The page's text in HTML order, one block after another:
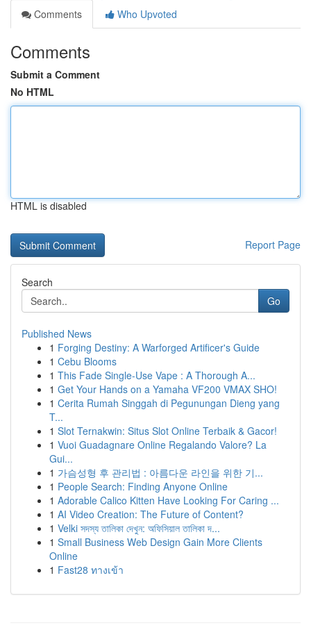
Comments
Who Upvoted
Comments
Submit a Comment
No HTML
HTML is disabled
Report Page
Search
Go
Published News
1 Forging Destiny: A Warforged Artificer's Guide
1 Cebu Blooms
1 This Fade Single-Use Vape : A Thorough A...
1 Get Your Hands on a Yamaha VF200 VMAX SHO!
1 Cerita Rumah Singgah di Pegunungan Dieng yang
T...
1 Slot Ternakwin: Situs Slot Online Terbaik & Gacor!
1 Vuoi Guadagnare Online Regalando Valore? La
Gui...
1 가슴성형 후 관리법 : 아름다운 라인을 위한 기...
1 People Search: Finding Anyone Online
1 Adorable Calico Kitten Have Looking For Caring ...
1 AI Video Creation: The Future of Content?
1 Velki সদস্য তালিকা দেখুন: অফিসিয়াল তালিকা দ...
1 Small Business Web Design Gain More Clients
Online
1 Fast28 ทางเข้า